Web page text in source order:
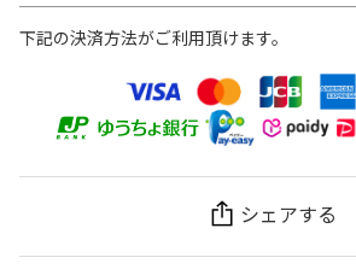
下記の決済方法がご利用頂けます。
シェアする